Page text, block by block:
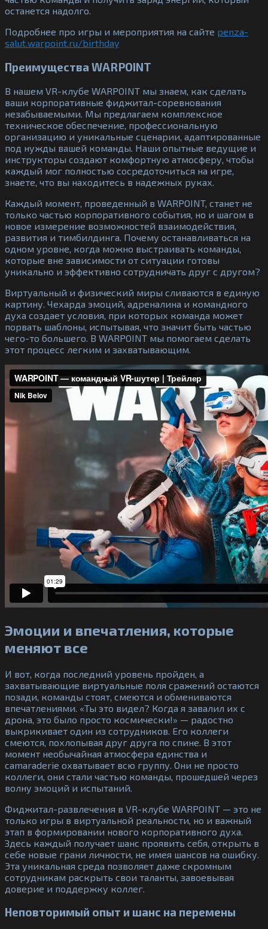
останется надолго.
Подробнее про игры и мероприятия на сайте penza-
salut.warpoint.ru/birthday
Преимущества WARPOINT
В нашем VR-клубе WARPOINT мы знаем, как сделать
ваши корпоративные фиджитал-соревнования
незабываемыми. Мы предлагаем комплексное
техническое обеспечение, профессиональную
организацию и уникальные сценарии, адаптированные
под нужды вашей команды. Наши опытные ведущие и
инструкторы создают комфортную атмосферу, чтобы
каждый мог полностью сосредоточиться на игре,
знаете, что вы находитесь в надежных руках.
Каждый момент, проведенный в WARPOINT, станет не
только частью корпоративного события, но и шагом в
новое измерение возможностей взаимодействия,
развития и тимбилдинга. Почему останавливаться на
одном уровне, когда можно выстраивать команды,
которые вне зависимости от ситуации готовы
уникально и эффективно сотрудничать друг с другом?
Виртуальный и физический миры сливаются в единую
картину. Чехарда эмоций, адреналина и командного
духа создает условия, при которых команда может
порвать шаблоны, испытывая, что значит быть частью
чего-то большего. В WARPOINT мы помогаем сделать
этот процесс легким и захватывающим.
Эмоции и впечатления, которые
меняют все
И вот, когда последний уровень пройден, а
захватывающие виртуальные поля сражений остаются
позади, команды стоят, смеются и обмениваются
впечатлениями. «Ты это видел? Когда я завалил их с
дрона, это было просто космически!» — радостно
выкрикивает один из сотрудников. Его коллеги
смеются, похлопывая друг друга по спине. В этот
момент необычайная атмосфера единства и
camaraderie охватывает всю группу. Они не просто
коллеги, они стали частью команды, прошедшей через
волну эмоций и испытаний.
Фиджитал-развлечения в VR-клубе WARPOINT — это не
только игры в виртуальной реальности, но и важный
этап в формировании нового корпоративного духа.
Здесь каждый получает шанс проявить себя, открыть в
себе новые грани личности, не имея шансов на ошибку.
Эта уникальная среда позволяет даже скромным
сотрудникам раскрыть свои таланты, завоевывая
доверие и поддержку коллег.
Неповторимый опыт и шанс на перемены